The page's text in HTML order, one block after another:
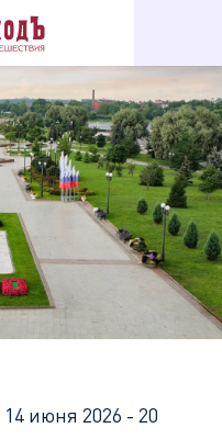
14 июня 2026 - 20